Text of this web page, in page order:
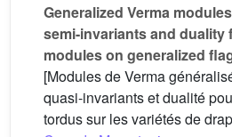
Generalized Verma
semi-invariants and duality
modules on generalized
[Modules de Verma
quasi-invariants et dualité
tordus sur les variétés de